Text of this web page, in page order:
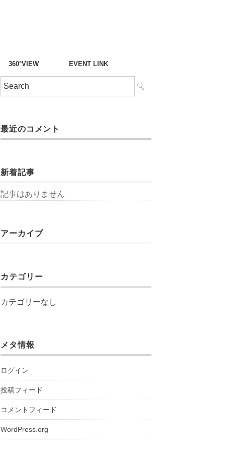
360°VIEW EVENT LINK
最近のコメント
新着記事
記事はありません
アーカイブ
カテゴリー
カテゴリーなし
メタ情報
ログイン
投稿フィード
コメントフィード
WordPress.org